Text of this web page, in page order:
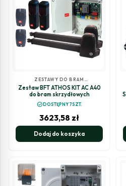
ZESTAWY DO BRAM
SKRZYDŁOWYCH
Zestaw BFT ATHOS KIT AC A40
do bram skrzydłowych
check_circleDOSTĘPNY 7SZT.
3623,58 zł
Dodaj do koszyka